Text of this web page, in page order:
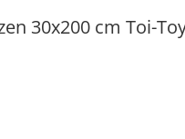
30x200 cm Toi-